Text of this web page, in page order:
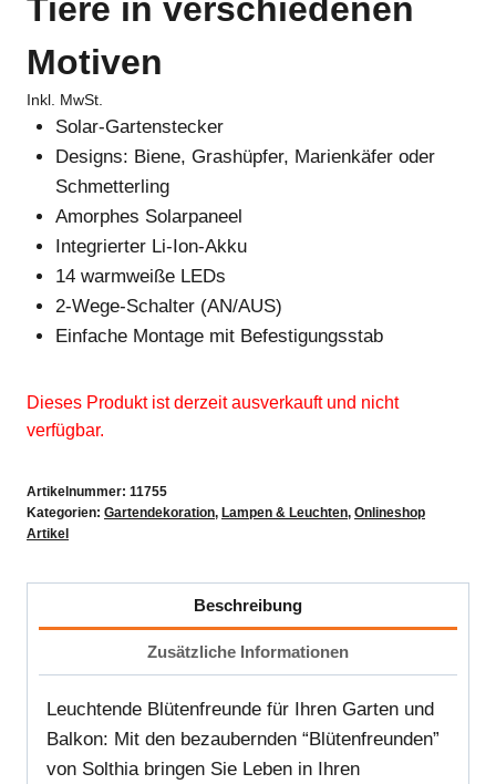
Tiere in verschiedenen
Motiven
Inkl. MwSt.
Solar-Gartenstecker
Designs: Biene, Grashüpfer, Marienkäfer oder
Schmetterling
Amorphes Solarpaneel
Integrierter Li-Ion-Akku
14 warmweiße LEDs
2-Wege-Schalter (AN/AUS)
Einfache Montage mit Befestigungsstab
Dieses Produkt ist derzeit ausverkauft und nicht
verfügbar.
Artikelnummer: 11755
Kategorien: Gartendekoration, Lampen & Leuchten, Onlineshop
Artikel
Beschreibung
Zusätzliche Informationen
Leuchtende Blütenfreunde für Ihren Garten und
Balkon: Mit den bezaubernden “Blütenfreunden”
von Solthia bringen Sie Leben in Ihren